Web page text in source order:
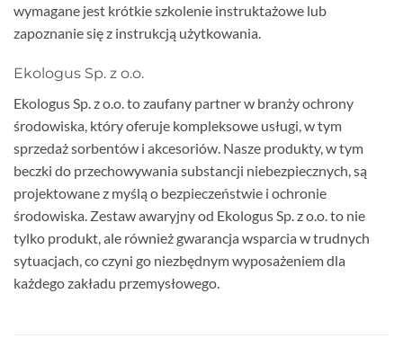
wymagane jest krótkie szkolenie instruktażowe lub
zapoznanie się z instrukcją użytkowania.
Ekologus Sp. z o.o.
Ekologus Sp. z o.o. to zaufany partner w branży ochrony
środowiska, który oferuje kompleksowe usługi, w tym
sprzedaż sorbentów i akcesoriów. Nasze produkty, w tym
beczki do przechowywania substancji niebezpiecznych, są
projektowane z myślą o bezpieczeństwie i ochronie
środowiska. Zestaw awaryjny od Ekologus Sp. z o.o. to nie
tylko produkt, ale również gwarancja wsparcia w trudnych
sytuacjach, co czyni go niezbędnym wyposażeniem dla
każdego zakładu przemysłowego.